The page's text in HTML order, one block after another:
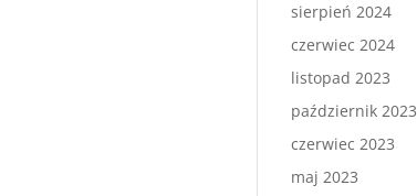
sierpień 2024
czerwiec 2024
listopad 2023
październik 2023
czerwiec 2023
maj 2023